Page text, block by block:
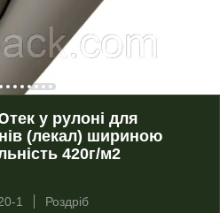
у рулоні для
(лекал) шириною
420г/м2
1
Роздріб